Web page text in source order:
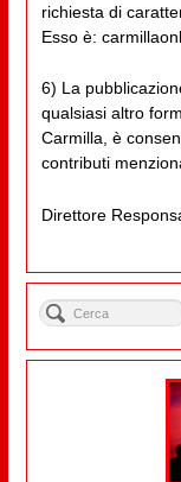
richiesta di
Esso è:
6) La
qualsiasi altro
Carmilla, è
contributi
Direttore